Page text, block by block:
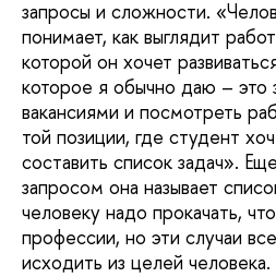
запросы и сложности.
понимает, как выглядит
которой он хочет
которое я обычно даю – это
вакансиями и посмотреть
той позиции, где студент
составить список задач».
запросом она называет
человеку надо прокачать,
профессии, но эти случаи
исходить из целей человека.